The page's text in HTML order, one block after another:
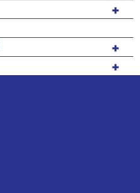
+
+
+